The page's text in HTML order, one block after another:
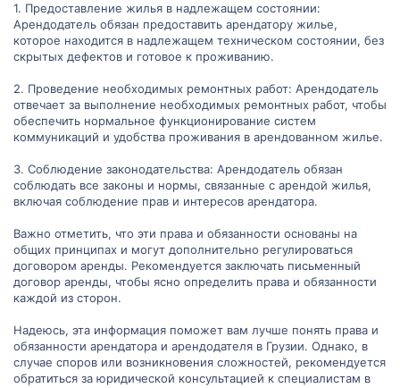
1. Предоставление жилья в надлежащем состоянии:
Арендодатель обязан предоставить арендатору жилье,
которое находится в надлежащем техническом состоянии, без
скрытых дефектов и готовое к проживанию.
2. Проведение необходимых ремонтных работ: Арендодатель
отвечает за выполнение необходимых ремонтных работ, чтобы
обеспечить нормальное функционирование систем
коммуникаций и удобства проживания в арендованном жилье.
3. Соблюдение законодательства: Арендодатель обязан
соблюдать все законы и нормы, связанные с арендой жилья,
включая соблюдение прав и интересов арендатора.
Важно отметить, что эти права и обязанности основаны на
общих принципах и могут дополнительно регулироваться
договором аренды. Рекомендуется заключать письменный
договор аренды, чтобы ясно определить права и обязанности
каждой из сторон.
Надеюсь, эта информация поможет вам лучше понять права и
обязанности арендатора и арендодателя в Грузии. Однако, в
случае споров или возникновения сложностей, рекомендуется
обратиться за юридической консультацией к специалистам в